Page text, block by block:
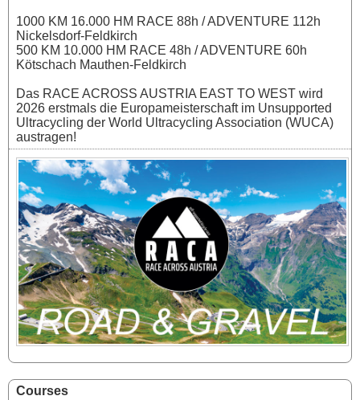
1000 KM 16.000 HM RACE 88h / ADVENTURE 112h
Nickelsdorf-Feldkirch
500 KM 10.000 HM RACE 48h / ADVENTURE 60h
Kötschach Mauthen-Feldkirch
Das RACE ACROSS AUSTRIA EAST TO WEST wird
2026 erstmals die Europameisterschaft im Unsupported
Ultracycling der World Ultracycling Association (WUCA)
austragen!
Courses